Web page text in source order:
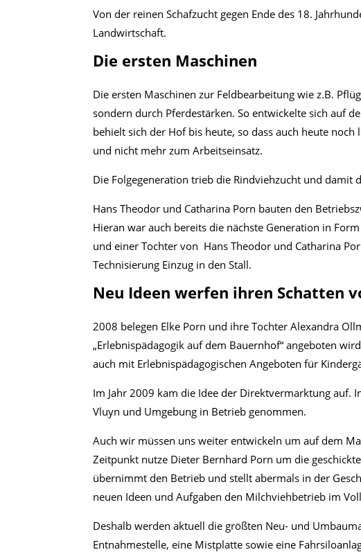
Von der reinen Schafzucht gegen Ende des 18.
Landwirtschaft.
Die ersten Maschinen
Die ersten Maschinen zur Feldbearbeitung wie z.B.
sondern durch Pferdestärken. So entwickelte sich auf
behielt sich der Hof bis heute, so dass auch heute
und nicht mehr zum Arbeitseinsatz.
Die Folgegeneration trieb die Rindviehzucht und
Hans Theodor und Catharina Porn bauten den
Hieran war auch bereits die nächste Generation in
und einer Tochter von Hans Theodor und Catharina
Technisierung Einzug in den Stall.
Neu Ideen werfen ihren Schatten
2008 belegen Elke Porn und ihre Tochter Alexandra
„Erlebnispädagogik auf dem Bauernhof“ angeboten
auch mit Erlebnispädagogischen Angeboten für
Im Jahr 2009 kam die Idee der Direktvermarktung auf.
Vluyn und Umgebung in Betrieb genommen.
Auch wir müssen uns weiter entwickeln um auf dem
Zeitpunkt nutze Dieter Bernhard Porn um die
übernimmt den Betrieb und stellt abermals in der
neuen Ideen und Aufgaben den Milchviehbetrieb im
Deshalb werden aktuell die größten Neu- und
Entnahmestelle, eine Mistplatte sowie eine